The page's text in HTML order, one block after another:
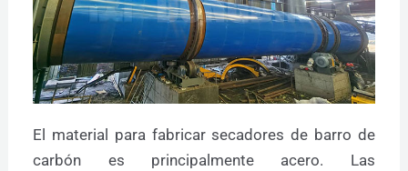
El material para fabricar secadores de barro de
carbón es principalmente acero. Las